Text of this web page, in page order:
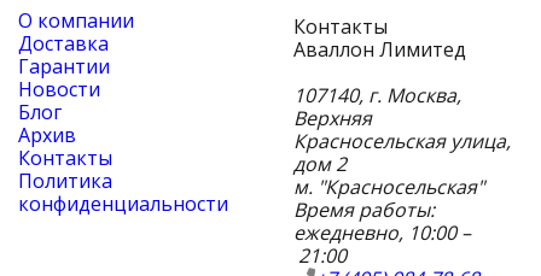
О компании
Доставка
Гарантии
Новости
Блог
Архив
Контакты
Политика
конфиденциальности
Контакты
Аваллон Лимитед
107140, г. Москва,
Верхняя
Красносельская улица,
дом 2
м. "Красносельская"
Время работы:
ежедневно, 10:00 –
21:00